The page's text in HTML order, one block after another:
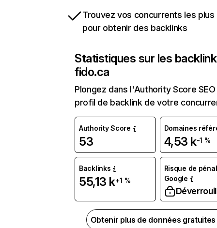
Trouvez vos concurrents les
pour obtenir des backlinks
Statistiques sur les
fido.ca
Plongez dans l'Authority Score
profil de backlink de votre
Authority Score
53
Domaines
4,53 k-1 %
Backlinks
55,13 k+1 %
Risque de
Google
Obtenir plus de données